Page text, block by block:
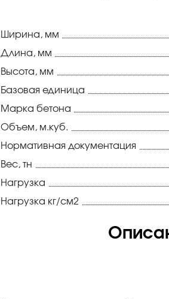
Ширина, мм
Длина, мм
Высота, мм
Базовая единица
Марка бетона
Объем, м.куб.
Нормативная документация
Вес, тн
Нагрузка
Нагрузка кг/см2